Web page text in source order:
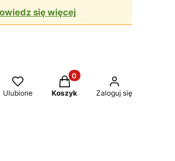
się więcej
Ulubione
Produkty w koszyku: 0.
Koszyk Zaloguj się